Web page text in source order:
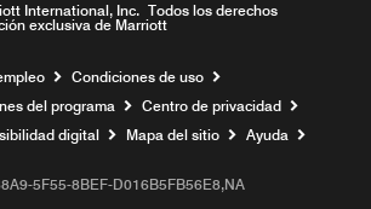
International, Inc. Todos los derechos
exclusiva de Marriott
Abre una ventana nueva
Condiciones de uso
del programa
Centro de privacidad
digital Mapa del sitio Ayuda
5F55-8BEF-D016B5FB56E8,NA